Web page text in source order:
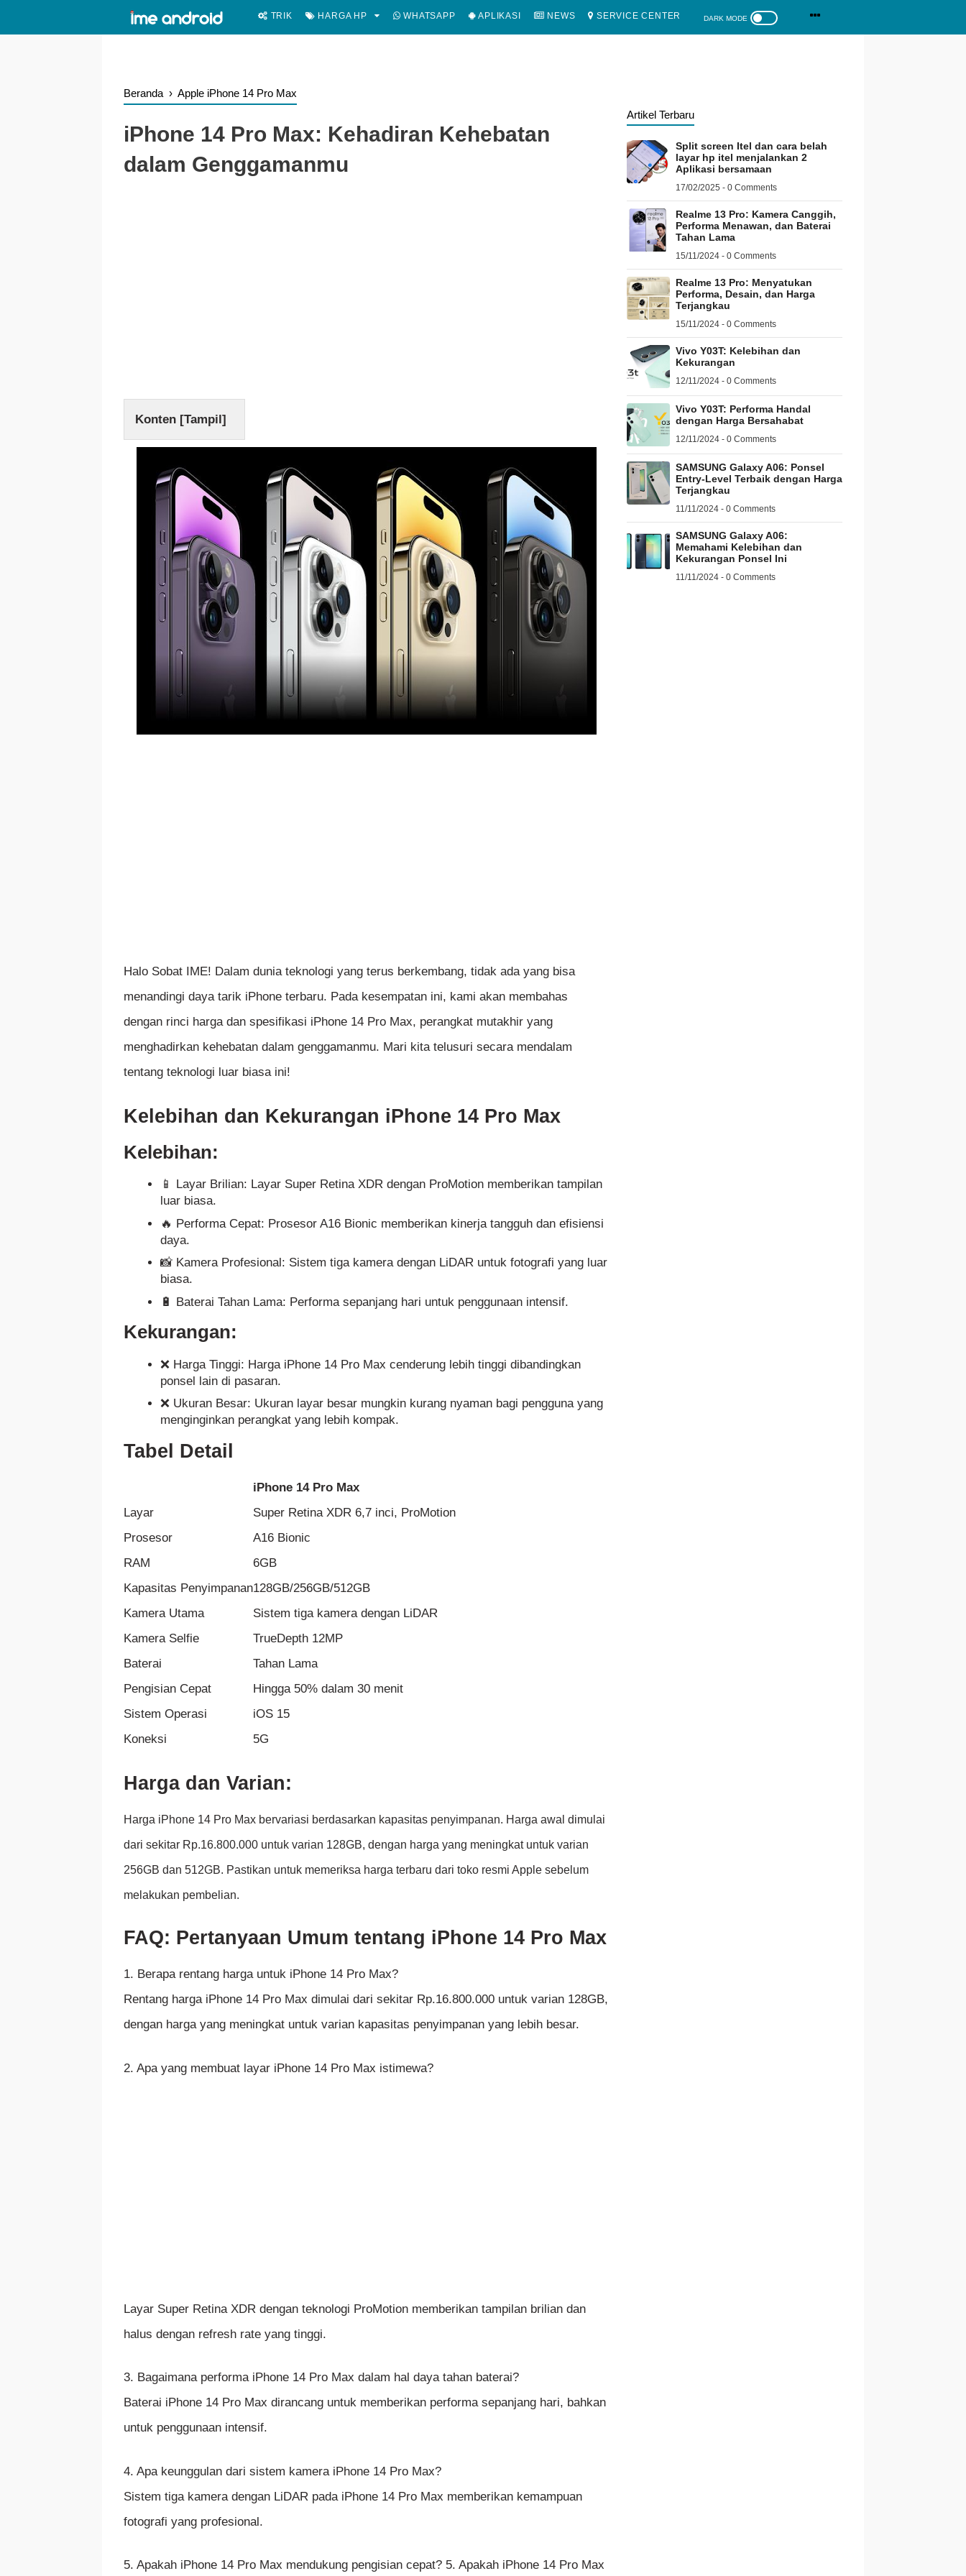
TRIK HARGA HP WHATSAPP APLIKASI NEWS SERVICE CENTER
Beranda › Apple iPhone 14 Pro Max
iPhone 14 Pro Max: Kehadiran Kehebatan
dalam Genggamanmu
Konten [Tampil]
Halo Sobat IME! Dalam dunia teknologi yang terus berkembang, tidak ada yang bisa
menandingi daya tarik iPhone terbaru. Pada kesempatan ini, kami akan membahas
dengan rinci harga dan spesifikasi iPhone 14 Pro Max, perangkat mutakhir yang
menghadirkan kehebatan dalam genggamanmu. Mari kita telusuri secara mendalam
tentang teknologi luar biasa ini!
Kelebihan dan Kekurangan iPhone 14 Pro Max
Kelebihan:
📱 Layar Brilian: Layar Super Retina XDR dengan ProMotion memberikan tampilan
luar biasa.
🔥 Performa Cepat: Prosesor A16 Bionic memberikan kinerja tangguh dan efisiensi
daya.
📸 Kamera Profesional: Sistem tiga kamera dengan LiDAR untuk fotografi yang luar
biasa.
🔋 Baterai Tahan Lama: Performa sepanjang hari untuk penggunaan intensif.
Kekurangan:
❌ Harga Tinggi: Harga iPhone 14 Pro Max cenderung lebih tinggi dibandingkan
ponsel lain di pasaran.
❌ Ukuran Besar: Ukuran layar besar mungkin kurang nyaman bagi pengguna yang
menginginkan perangkat yang lebih kompak.
Tabel Detail
iPhone 14 Pro Max
Layar
Super Retina XDR 6,7 inci, ProMotion
Prosesor
A16 Bionic
RAM
6GB
Kapasitas Penyimpanan128GB/256GB/512GB
Kamera Utama
Sistem tiga kamera dengan LiDAR
Kamera Selfie
TrueDepth 12MP
Baterai
Tahan Lama
Pengisian Cepat
Hingga 50% dalam 30 menit
Sistem Operasi
iOS 15
Koneksi
5G
Harga dan Varian:
Harga iPhone 14 Pro Max bervariasi berdasarkan kapasitas penyimpanan. Harga awal dimulai
dari sekitar Rp.16.800.000 untuk varian 128GB, dengan harga yang meningkat untuk varian
256GB dan 512GB. Pastikan untuk memeriksa harga terbaru dari toko resmi Apple sebelum
melakukan pembelian.
FAQ: Pertanyaan Umum tentang iPhone 14 Pro Max
1. Berapa rentang harga untuk iPhone 14 Pro Max?
Rentang harga iPhone 14 Pro Max dimulai dari sekitar Rp.16.800.000 untuk varian 128GB,
dengan harga yang meningkat untuk varian kapasitas penyimpanan yang lebih besar.
2. Apa yang membuat layar iPhone 14 Pro Max istimewa?
Layar Super Retina XDR dengan teknologi ProMotion memberikan tampilan brilian dan
halus dengan refresh rate yang tinggi.
3. Bagaimana performa iPhone 14 Pro Max dalam hal daya tahan baterai?
Baterai iPhone 14 Pro Max dirancang untuk memberikan performa sepanjang hari, bahkan
untuk penggunaan intensif.
4. Apa keunggulan dari sistem kamera iPhone 14 Pro Max?
Sistem tiga kamera dengan LiDAR pada iPhone 14 Pro Max memberikan kemampuan
fotografi yang profesional.
5. Apakah iPhone 14 Pro Max mendukung pengisian cepat? 5. Apakah iPhone 14 Pro Max
Artikel Terbaru
Split screen Itel dan cara belah
layar hp itel menjalankan 2
Aplikasi bersamaan
17/02/2025 - 0 Comments
Realme 13 Pro: Kamera Canggih,
Performa Menawan, dan Baterai
Tahan Lama
15/11/2024 - 0 Comments
Realme 13 Pro: Menyatukan
Performa, Desain, dan Harga
Terjangkau
15/11/2024 - 0 Comments
Vivo Y03T: Kelebihan dan
Kekurangan
12/11/2024 - 0 Comments
Vivo Y03T: Performa Handal
dengan Harga Bersahabat
12/11/2024 - 0 Comments
SAMSUNG Galaxy A06: Ponsel
Entry-Level Terbaik dengan Harga
Terjangkau
11/11/2024 - 0 Comments
SAMSUNG Galaxy A06:
Memahami Kelebihan dan
Kekurangan Ponsel Ini
11/11/2024 - 0 Comments